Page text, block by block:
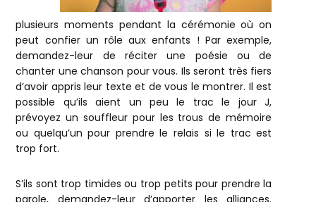
plusieurs moments pendant la cérémonie où on
peut confier un rôle aux enfants ! Par exemple,
demandez-leur de réciter une poésie ou de
chanter une chanson pour vous. Ils seront très fiers
d’avoir appris leur texte et de vous le montrer. Il est
possible qu’ils aient un peu le trac le jour J,
prévoyez un souffleur pour les trous de mémoire
ou quelqu’un pour prendre le relais si le trac est
trop fort.
S’ils sont trop timides ou trop petits pour prendre la
parole, demandez-leur d’apporter les alliances.